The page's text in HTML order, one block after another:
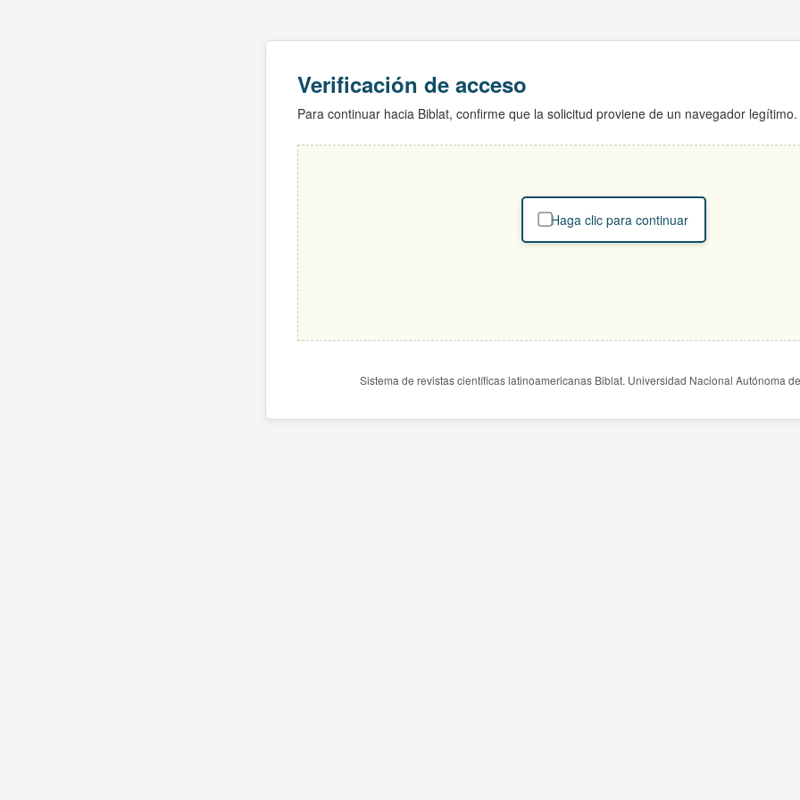
Verificación de acceso
Para continuar hacia Biblat, confirme que la solicitud proviene de un navegador legítimo.
Haga clic para continuar
Sistema de revistas científicas latinoamericanas Biblat. Universidad Nacional Autónoma